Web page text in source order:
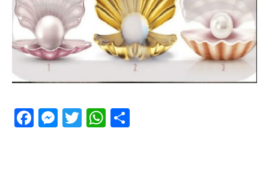
Facebook
Messenger
TwitterWhatsApp